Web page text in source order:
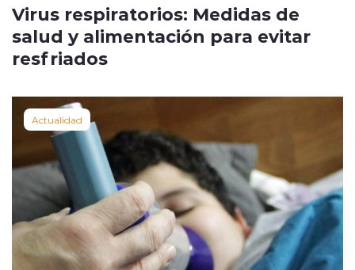
Virus respiratorios: Medidas de
salud y alimentación para evitar
resfriados
Actualidad